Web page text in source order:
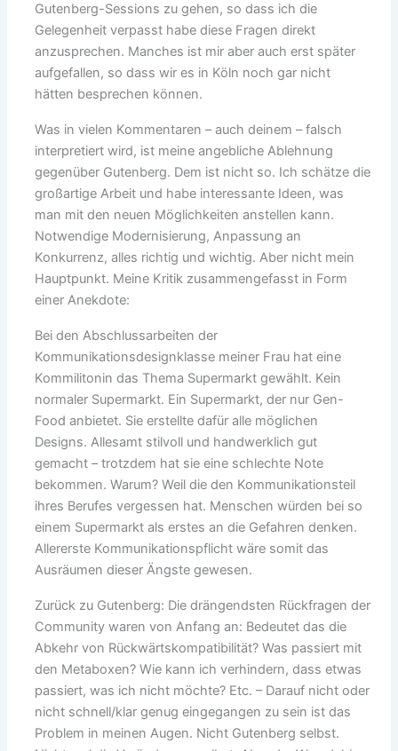
Gutenberg-Sessions zu gehen, so dass ich die
Gelegenheit verpasst habe diese Fragen direkt
anzusprechen. Manches ist mir aber auch erst später
aufgefallen, so dass wir es in Köln noch gar nicht
hätten besprechen können.
Was in vielen Kommentaren – auch deinem – falsch
interpretiert wird, ist meine angebliche Ablehnung
gegenüber Gutenberg. Dem ist nicht so. Ich schätze die
großartige Arbeit und habe interessante Ideen, was
man mit den neuen Möglichkeiten anstellen kann.
Notwendige Modernisierung, Anpassung an
Konkurrenz, alles richtig und wichtig. Aber nicht mein
Hauptpunkt. Meine Kritik zusammengefasst in Form
einer Anekdote:
Bei den Abschlussarbeiten der
Kommunikationsdesignklasse meiner Frau hat eine
Kommilitonin das Thema Supermarkt gewählt. Kein
normaler Supermarkt. Ein Supermarkt, der nur Gen-
Food anbietet. Sie erstellte dafür alle möglichen
Designs. Allesamt stilvoll und handwerklich gut
gemacht – trotzdem hat sie eine schlechte Note
bekommen. Warum? Weil die den Kommunikationsteil
ihres Berufes vergessen hat. Menschen würden bei so
einem Supermarkt als erstes an die Gefahren denken.
Allererste Kommunikationspflicht wäre somit das
Ausräumen dieser Ängste gewesen.
Zurück zu Gutenberg: Die drängendsten Rückfragen der
Community waren von Anfang an: Bedeutet das die
Abkehr von Rückwärtskompatibilität? Was passiert mit
den Metaboxen? Wie kann ich verhindern, dass etwas
passiert, was ich nicht möchte? Etc. – Darauf nicht oder
nicht schnell/klar genug eingegangen zu sein ist das
Problem in meinen Augen. Nicht Gutenberg selbst.